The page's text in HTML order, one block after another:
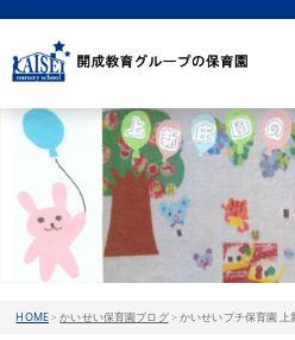
HOME>かいせい保育園ブログ>かいせいプチ保育園 上